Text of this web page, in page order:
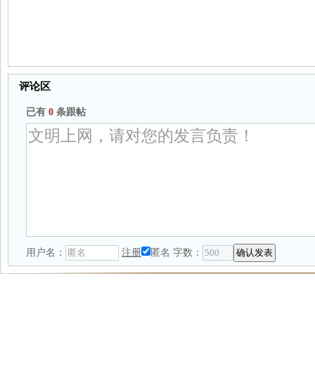
评论区
已有 0 条跟帖
用户名： 注册 匿名 字数：